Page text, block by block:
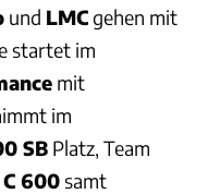
und LMCgehen mit
startet im
mit
im
SB Platz, Team
600samt